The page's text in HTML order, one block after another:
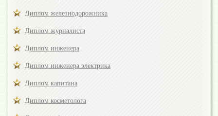
Диплом железнодорожника
Диплом журналиста
Диплом инженера
Диплом инженера электрика
Диплом капитана
Диплом косметолога